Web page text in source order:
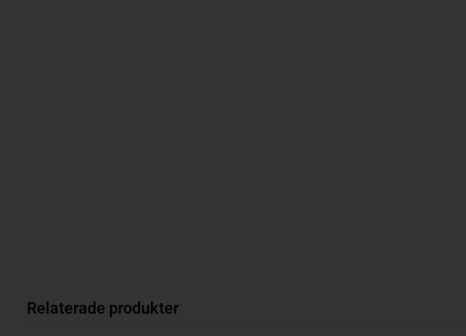
Relaterade produkter